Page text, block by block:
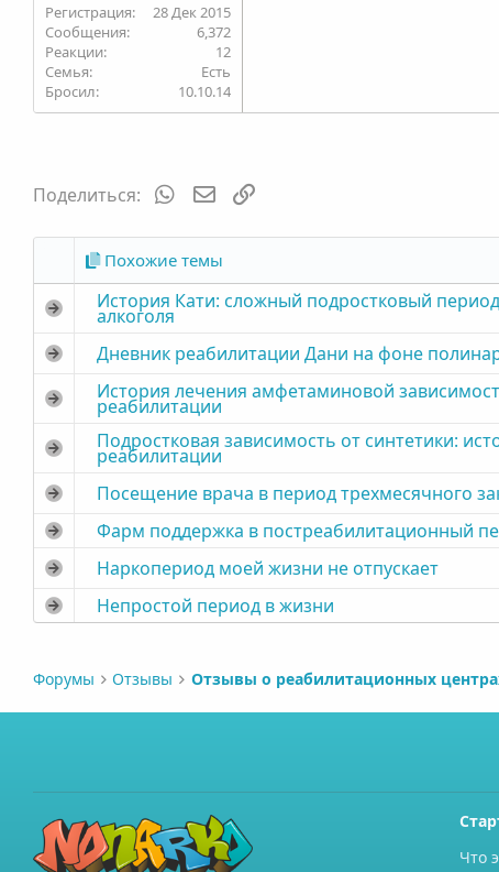
28 Дек 2015
6,372
12
Семья
Есть
Бросил
10.10.14
Поделиться: WhatsAppЭлектронная почта
Похожие темы
История Кати: сложный подростковый
алкоголя
Дневник реабилитации Дани на фоне
История лечения амфетаминовой
реабилитации
Подростковая зависимость от синтетики:
реабилитации
Посещение врача в период трехмесячного
Фарм поддержка в постреабилитационный
Наркопериод моей жизни не отпускает
Непростой период в жизни
Форумы Отзывы
Что